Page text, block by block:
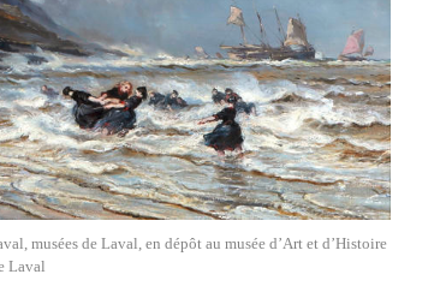
musées de Laval, en dépôt au musée d’Art et d’Histoire
Laval